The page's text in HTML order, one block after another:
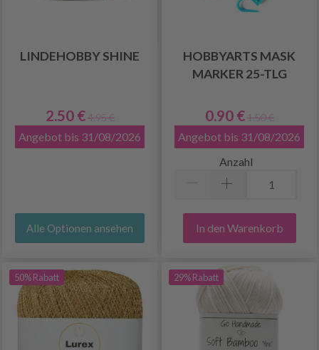
LINDEHOBBY SHINE
2.50 € 4.95 €
Angebot bis 31/08/2026
Alle Optionen ansehen
HOBBYARTS MASK
MARKER 25-TLG
0.90 € 1.50 €
Angebot bis 31/08/2026
Anzahl
In den Warenkorb
50% Rabatt 29% Rabatt